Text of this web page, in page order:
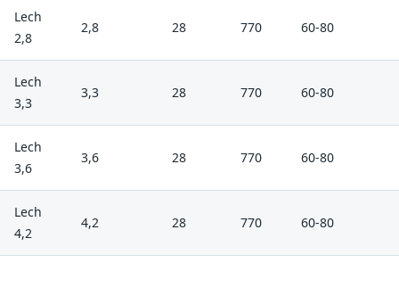
Lech
2,8
2,8 28 770 60-80
Lech
3,3
3,3 28 770 60-80
Lech
3,6
3,6 28 770 60-80
Lech
4,2
4,2 28 770 60-80